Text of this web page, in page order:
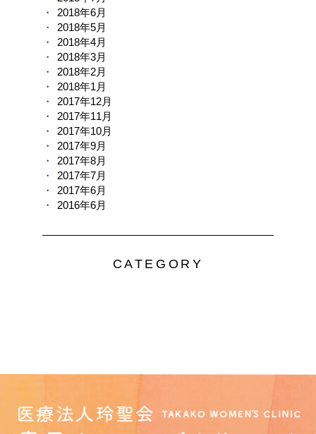
2018年6月
2018年5月
2018年4月
2018年3月
2018年2月
2018年1月
2017年12月
2017年11月
2017年10月
2017年9月
2017年8月
2017年7月
2017年6月
2016年6月
CATEGORY